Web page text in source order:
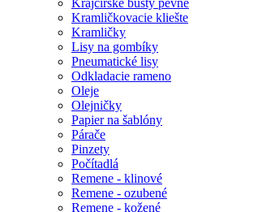
Krajčírske busty pevné
Kramličkovacie kliešte
Kramličky
Lisy na gombíky
Pneumatické lisy
Odkladacie rameno
Oleje
Olejničky
Papier na šablóny
Párače
Pinzety
Počítadlá
Remene - klinové
Remene - ozubené
Remene - kožené